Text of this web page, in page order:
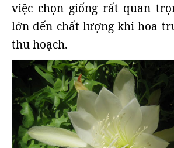
việc chọn giống rất quan
lớn đến chất lượng khi hoa
thu hoạch.